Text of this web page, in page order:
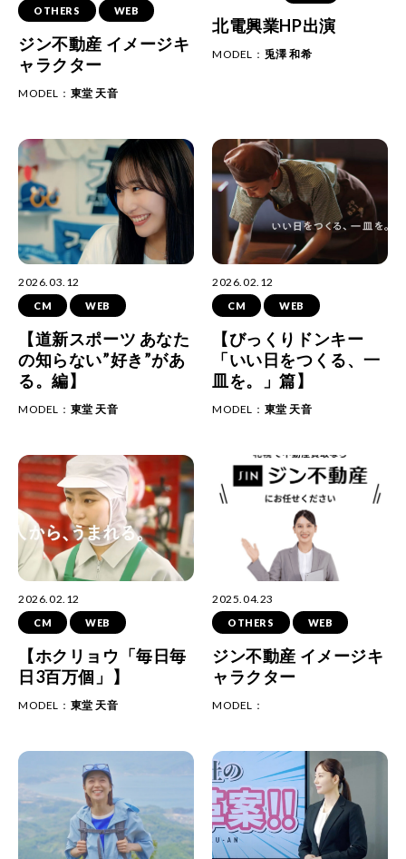
OTHERS WEB
ジン不動産 イメージキ
ャラクター
MODEL： 東堂 天音
北電興業HP出演
MODEL： 兎澤 和希
2026.03.12
CM WEB
【道新スポーツ あなた
の知らない”好き”があ
る。編】
MODEL： 東堂 天音
2026.02.12
CM WEB
【びっくりドンキー
「いい日をつくる、一
皿を。」篇】
MODEL： 東堂 天音
2026.02.12
CM WEB
【ホクリョウ「毎日毎
日3百万個」】
MODEL： 東堂 天音
2025.04.23
OTHERS WEB
ジン不動産 イメージキ
ャラクター
MODEL：